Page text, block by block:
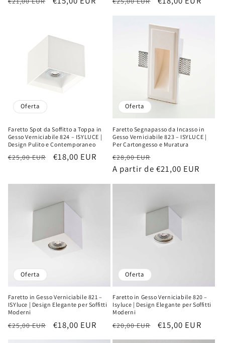
oferta
Oferta
Faretto Spot da Soffitto a Toppa in
Gesso Verniciabile 824 – ISYLUCE |
Design Pulito e Contemporaneo
Precio
€25,00 EUR
Precio
€18,00 EUR
Oferta
Faretto Segnapasso da Incasso in
Gesso Verniciabile 823 – ISYLUCE |
Per Cartongesso e Muratura
Precio
habitual
€28,00 EUR
de
A partir de €21,00 EUR
Oferta
Faretto in Gesso Verniciabile 821 –
ISYluce | Design Elegante per Soffitti
Moderni
Precio
€25,00 EUR
Precio
de
€18,00 EUR
Oferta
Faretto in Gesso Verniciabile 820 –
Isyluce | Design Elegante per Soffitti
Moderni
Precio
habitual
€20,00 EUR
Precio
de
€15,00 EUR